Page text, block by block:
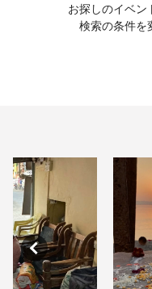
お探しのイベン
検索の条件を